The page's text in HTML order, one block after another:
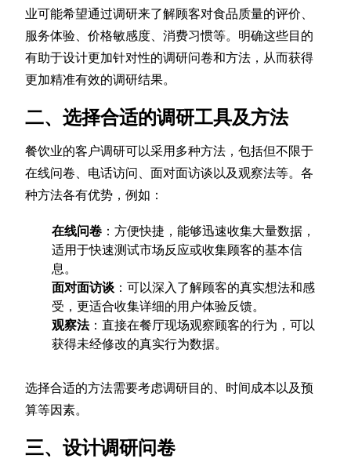
业可能希望通过调研来了解顾客对食品质量的评价、
服务体验、价格敏感度、消费习惯等。明确这些目的
有助于设计更加针对性的调研问卷和方法，从而获得
更加精准有效的调研结果。
二、选择合适的调研工具及方法
餐饮业的客户调研可以采用多种方法，包括但不限于
在线问卷、电话访问、面对面访谈以及观察法等。各
种方法各有优势，例如：
在线问卷 ：方便快捷，能够迅速收集大量数据，
适用于快速测试市场反应或收集顾客的基本信
息。
面对面访谈 ：可以深入了解顾客的真实想法和感
受，更适合收集详细的用户体验反馈。
观察法：直接在餐厅现场观察顾客的行为，可以
获得未经修改的真实行为数据。
选择合适的方法需要考虑调研目的、时间成本以及预
算等因素。
三、设计调研问卷